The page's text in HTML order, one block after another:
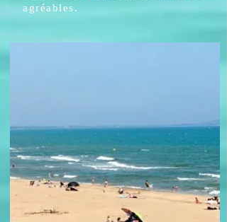
agréables.